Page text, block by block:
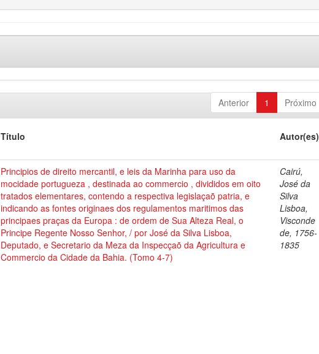
Anterior 1 Próximo
Título Autor(es)
Principios de direito mercantil, e leis da Marinha para uso da
mocidade portugueza , destinada ao commercio , divididos em oito
tratados elementares, contendo a respectiva legislaçaõ patria, e
indicando as fontes originaes dos regulamentos maritimos das
principaes praças da Europa : de ordem de Sua Alteza Real, o
Principe Regente Nosso Senhor, / por José da Silva Lisboa,
Deputado, e Secretario da Meza da Inspecçaõ da Agricultura e
Commercio da Cidade da Bahia. (Tomo 4-7)
Cairú,
José da
Silva
Lisboa,
Visconde
de, 1756-
1835